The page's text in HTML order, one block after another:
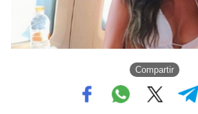
Compartir